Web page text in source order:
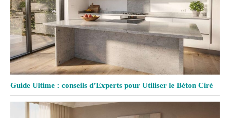
Guide Ultime : conseils d’Experts pour Utiliser le Béton Ciré